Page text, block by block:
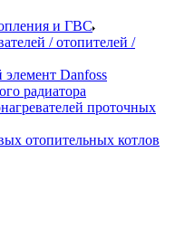
и ГВС
/ отопителей /
элемент Danfoss
радиатора
проточных
отопительных котлов